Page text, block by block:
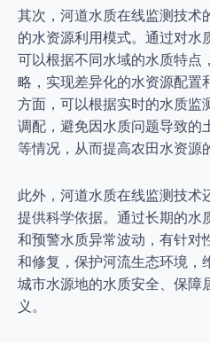
其次，河道水质在线监测技术
的水资源利用模式。通过对水
可以根据不同水域的水质特点
略，实现差异化的水资源配置
方面，可以根据实时的水质监
调配，避免因水质问题导致的
等情况，从而提高农田水资源
此外，河道水质在线监测技术
提供科学依据。通过长期的水
和预警水质异常波动，有针对
和修复，保护河流生态环境，
城市水源地的水质安全、保障
义。